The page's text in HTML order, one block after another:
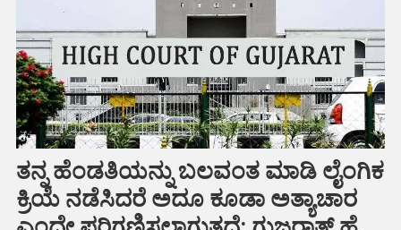
ತನ್ನ ಹೆಂಡತಿಯನ್ನು ಬಲವಂತ ಮಾಡಿ ಲೈಂಗಿಕ
ಕ್ರಿಯೆ ನಡೆಸಿದರೆ ಅದೂ ಕೂಡಾ ಅತ್ಯಾಚಾರ